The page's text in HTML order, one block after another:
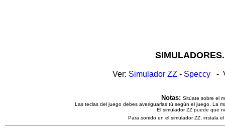
Ver: Simulador ZZ - Speccy -
Notas: Sitúate sobre el
Las teclas del juego debes averiguarlas tú según el juego. La
El simulador ZZ puede que
Para sonido en el simulador ZZ, instala